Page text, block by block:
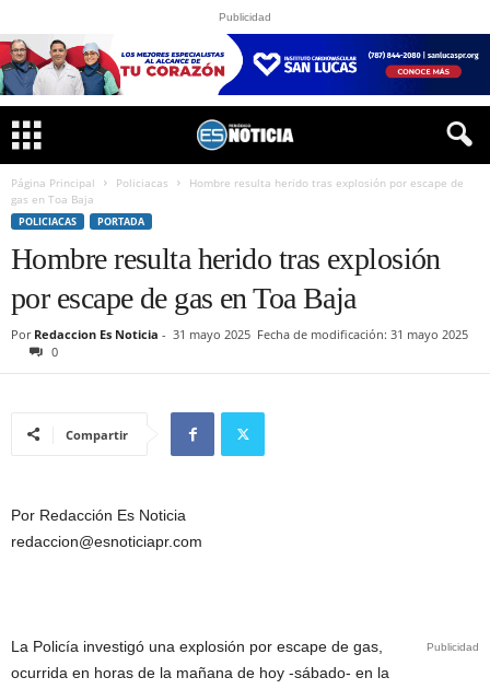
Publicidad
Página Principal Policiacas
Hombre resulta herido tras explosión por escape de
gas en Toa Baja
POLICIACAS PORTADA
Hombre resulta herido tras explosión
por escape de gas en Toa Baja
Por Redaccion Es Noticia - 31 mayo 2025 Fecha de modificación: 31 mayo 2025
0
Compartir
Por Redacción Es Noticia
redaccion@esnoticiapr.com
Publicidad
La Policía investigó una explosión por escape de gas,
ocurrida en horas de la mañana de hoy -sábado- en la